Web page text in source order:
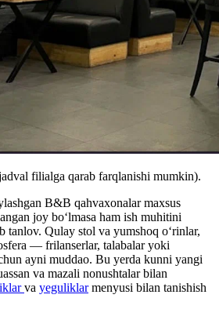
filialga qarab farqlanishi mumkin).
B&B qahvaxonalar maxsus
joy boʻlmasa ham ish muhitini
tanlov. Qulay stol va yumshoq oʻrinlar,
— frilanserlar, talabalar yoki
ayni muddao. Bu yerda kunni yangi
va mazali nonushtalar bilan
va yeguliklarmenyusi bilan tanishish